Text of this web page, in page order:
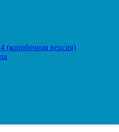
(коробочная версия)